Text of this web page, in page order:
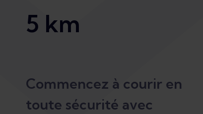
5 km
Commencez à courir en
toute sécurité avec